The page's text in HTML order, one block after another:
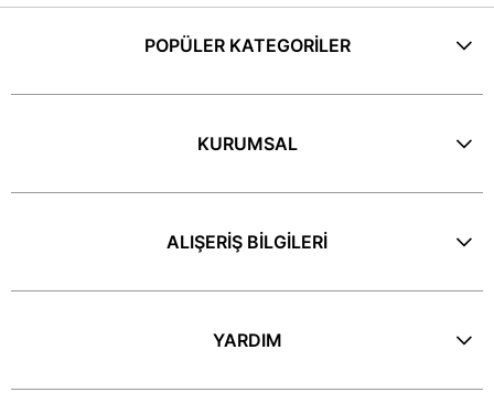
POPÜLER KATEGORİLER
KURUMSAL
ALIŞERİŞ BİLGİLERİ
YARDIM